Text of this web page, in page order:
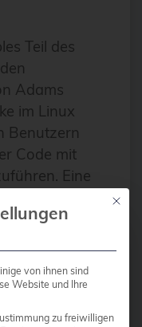
Teil des
Adams
im Linux
Benutzern
Code mit
Eine
auf der
and
dieser
Mit
von ihnen sind
Website und Ihre
zu freiwilligen